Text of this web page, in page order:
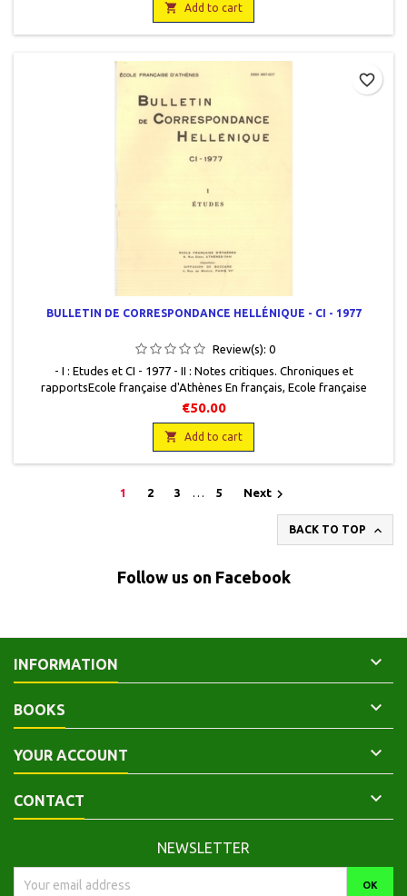
 Add to cart
BULLETIN DE CORRESPONDANCE HELLÉNIQUE - CI - 1977
Review(s): 0
- I : Etudes et CI - 1977 - II : Notes critiques. Chroniques et
rapports Ecole française d'Athènes En français, Ecole française
d'Athènes, 1977 - 1978, 19,5 x 25,5, 818 pages, broché, occasion. Bon
état. Couvertures très légèrement défraîchies. Non coupé. Les deux
volumes.
€50.00
 Add to cart
favorite_border
1 2 3 … 5 Next
BACK TO TOP 
Follow us on Facebook
INFORMATION 
BOOKS 
YOUR ACCOUNT 
CONTACT 
NEWSLETTER